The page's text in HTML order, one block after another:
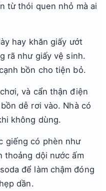
từ thói quen nhỏ mà ai
hay khăn giấy ướt
rã như giấy vệ sinh.
bồn cho tiện bỏ.
và cẩn thận điện
dễ rơi vào. Nhà có
không dùng.
giếng có phèn như
thoảng dội nước ấm
để làm chậm đóng
dần.